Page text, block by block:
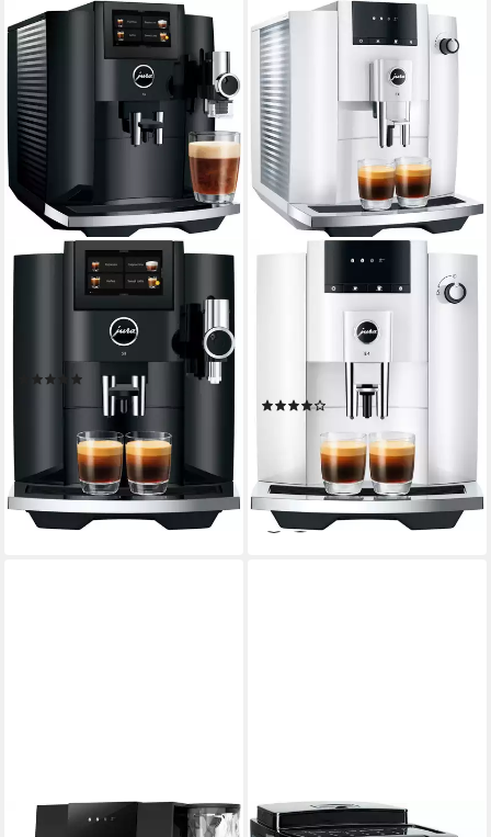
Kaffeevollautomat 15482 S8
Bohnenkapazität
Pumpendruck
Stahl Kegelmahlwerk
Mahlwerk
(26)
UVP 1.579,00 €
mtl. in 48 Raten
lieferbar - in 1-2 Werktagen bei dir
Kaffeevollautomat 15433 E4
Piano White (EA)
Bohnenkapazität
Pumpendruck
Direktwahltasten
Bedienung
(7)
mtl. in 48 Raten
lieferbar in 3 Wochen